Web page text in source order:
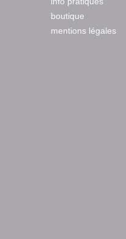
boutique
mentions légales